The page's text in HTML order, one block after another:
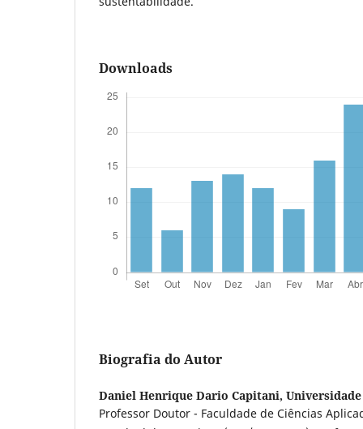
Downloads
Biografia do Autor
Daniel Henrique Dario Capitani,
Professor Doutor - Faculdade de Ciências